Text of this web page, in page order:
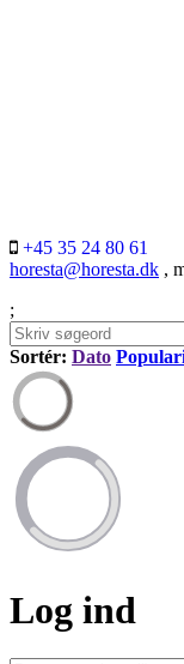
+45 35 24 80 61
horesta@horesta.dk ,
;
Sortér: Dato
Log ind